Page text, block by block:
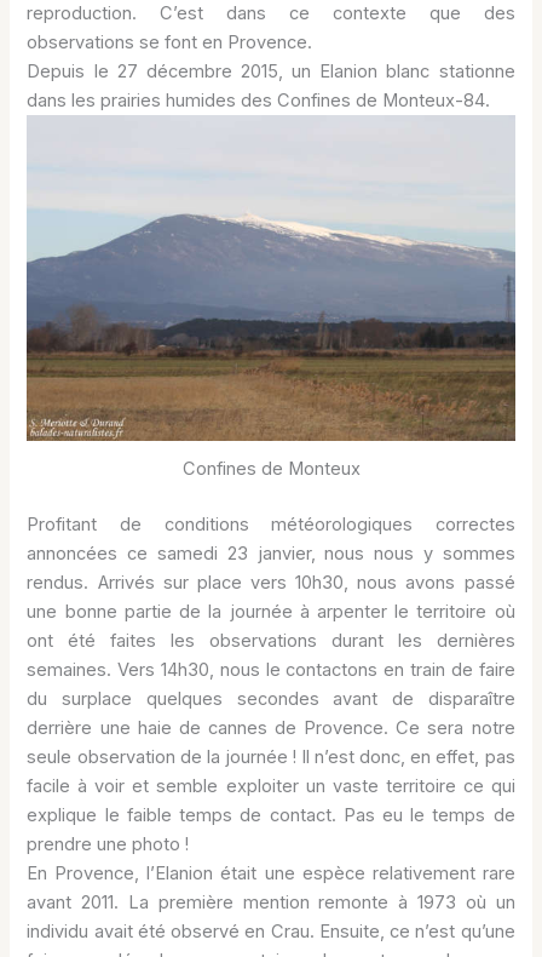
reproduction. C’est dans ce contexte que des
observations se font en Provence.
Depuis le 27 décembre 2015, un Elanion blanc stationne
dans les prairies humides des Confines de Monteux-84.
Confines de Monteux
Profitant de conditions météorologiques correctes
annoncées ce samedi 23 janvier, nous nous y sommes
rendus. Arrivés sur place vers 10h30, nous avons passé
une bonne partie de la journée à arpenter le territoire où
ont été faites les observations durant les dernières
semaines. Vers 14h30, nous le contactons en train de faire
du surplace quelques secondes avant de disparaître
derrière une haie de cannes de Provence. Ce sera notre
seule observation de la journée ! Il n’est donc, en effet, pas
facile à voir et semble exploiter un vaste territoire ce qui
explique le faible temps de contact. Pas eu le temps de
prendre une photo !
En Provence, l’Elanion était une espèce relativement rare
avant 2011. La première mention remonte à 1973 où un
individu avait été observé en Crau. Ensuite, ce n’est qu’une